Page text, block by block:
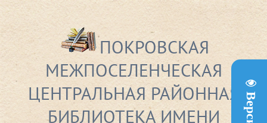
ПОКРОВСКАЯ
МЕЖПОСЕЛЕНЧЕСКАЯ
ЦЕНТРАЛЬНАЯ РАЙОННАЯ
БИБЛИОТЕКА ИМЕНИ